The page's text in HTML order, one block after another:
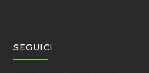
SEGUICI